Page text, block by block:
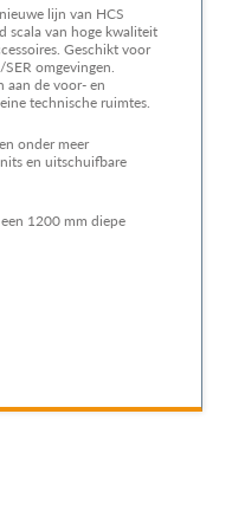
lijn van HCS
scala van hoge kwaliteit
Geschikt voor
omgevingen.
aan de voor- en
technische ruimtes.
onder meer
en uitschuifbare
1200 mm diepe